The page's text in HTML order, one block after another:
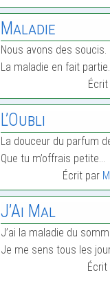
Maladie
Nous avons des soucis.
La maladie en fait
L’Oubli
La douceur du parfum
Que tu m’offrais petite…
Écrit par
J’Ai Mal
J’ai la maladie du
Je me sens tous les